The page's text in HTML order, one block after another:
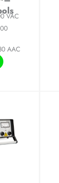
VAC
AAC